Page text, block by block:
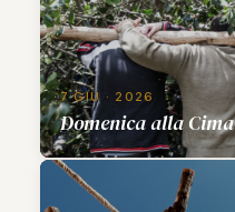
7 GIU · 2026
Domenica alla Cima